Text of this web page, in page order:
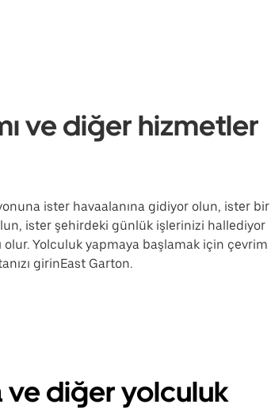
ve diğer hizmetler
ister havaalanına gidiyor olun, ister bir
ister şehirdeki günlük işlerinizi hallediyor
olur. Yolculuk yapmaya başlamak için çevrim
girinEast Garton.
ve diğer yolculuk